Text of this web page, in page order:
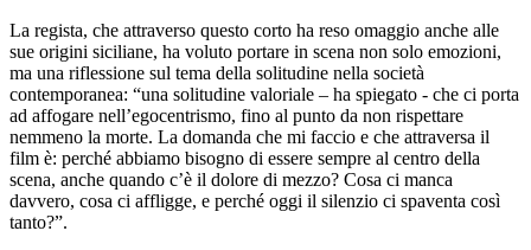
La regista, che attraverso questo corto ha reso omaggio anche alle
sue origini siciliane, ha voluto portare in scena non solo emozioni,
ma una riflessione sul tema della solitudine nella società
contemporanea: “una solitudine valoriale – ha spiegato - che ci porta
ad affogare nell’egocentrismo, fino al punto da non rispettare
nemmeno la morte. La domanda che mi faccio e che attraversa il
film è: perché abbiamo bisogno di essere sempre al centro della
scena, anche quando c’è il dolore di mezzo? Cosa ci manca
davvero, cosa ci affligge, e perché oggi il silenzio ci spaventa così
tanto?”.